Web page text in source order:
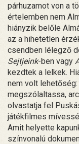
párhuzamot von a
értelemben nem
hiányzik belőle
az a hihetetlen
csendben lélegző
Sejtjeink-ben vagy
kezdtek a lelkek.
nem volt
megszólaltassa,
olvastatja fel
játékfilmes
Amit helyette
színvonalú